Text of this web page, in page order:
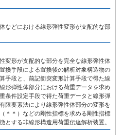
などにおける線形弾性変形が支配的な部
変形が支配的な部分を完全な線形弾性体
換手段による置換後の解析対象構造物の
手段と、前記衝突変形計算手段で得た線
形弾性体部分における荷重データを求め
条件設定手段で得た荷重データと線形弾
限要素法により線形弾性体部分の変形を
＊＊）などの剛性指標を求める剛性指標
とする非線形構造用荷重伝達解析装置。